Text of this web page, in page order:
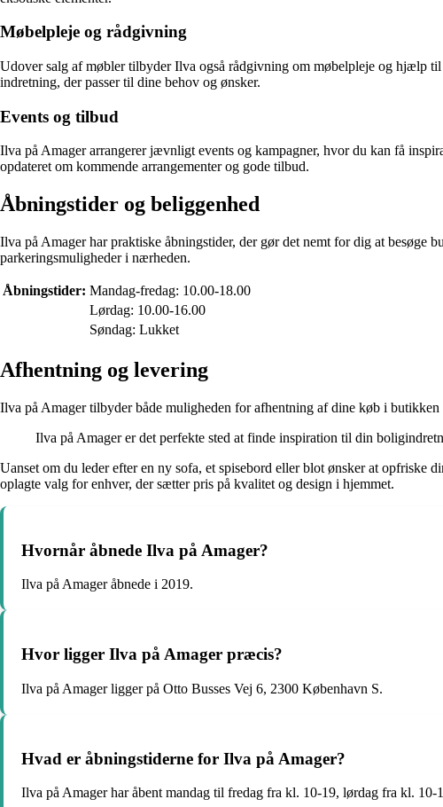
Møbelpleje og rådgivning
Udover salg af møbler tilbyder Ilva også rådgivning om møbelpleje og hjælp
indretning, der passer til dine behov og ønsker.
Events og tilbud
Ilva på Amager arrangerer jævnligt events og kampagner, hvor du kan få
opdateret om kommende arrangementer og gode tilbud.
Åbningstider og beliggenhed
Ilva på Amager har praktiske åbningstider, der gør det nemt for dig at besøge
parkeringsmuligheder i nærheden.
Åbningstider: Mandag-fredag: 10.00-18.00
Lørdag: 10.00-16.00
Søndag: Lukket
Afhentning og levering
Ilva på Amager tilbyder både muligheden for afhentning af dine køb i
Ilva på Amager er det perfekte sted at finde inspiration til din
Uanset om du leder efter en ny sofa, et spisebord eller blot ønsker at opfriske
oplagte valg for enhver, der sætter pris på kvalitet og design i hjemmet.
Hvornår åbnede Ilva på Amager?
Ilva på Amager åbnede i 2019.
Hvor ligger Ilva på Amager præcis?
Ilva på Amager ligger på Otto Busses Vej 6, 2300 København S.
Hvad er åbningstiderne for Ilva på Amager?
Ilva på Amager har åbent mandag til fredag fra kl. 10-19, lørdag fra kl. 10-